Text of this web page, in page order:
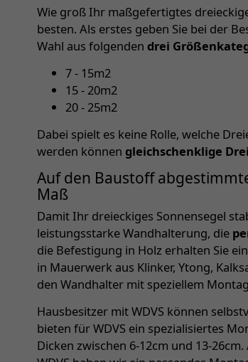
Wie groß Ihr maßgefertigtes
besten. Als erstes geben Sie bei der
Wahl aus folgenden drei
7 - 15m2
15 - 20m2
20 - 25m2
Dabei spielt es keine Rolle, welche
werden können gleichschenklige
Auf den Baustoff
Maß
Damit Ihr dreieckiges Sonnensegel
leistungsstarke Wandhalterung, die
die Befestigung in Holz erhalten Sie
in Mauerwerk aus Klinker, Ytong,
den Wandhalter mit speziellem
Hausbesitzer mit WDVS können
bieten für WDVS ein spezialisiertes
Dicken zwischen 6-12cm und 13-